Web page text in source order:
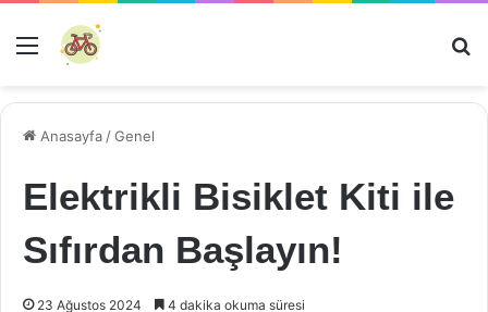
Menü
Anasayfa /Genel
Elektrikli Bisiklet Kiti ile
Sıfırdan Başlayın!
23 Ağustos 2024 4 dakika okuma süresi